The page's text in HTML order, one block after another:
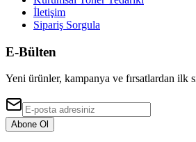
İletişim
Sipariş Sorgula
E-Bülten
Yeni ürünler, kampanya ve fırsatlardan ilk
Abone Ol